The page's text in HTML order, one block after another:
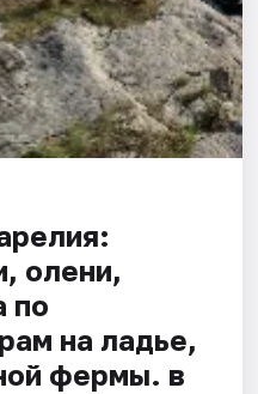
олени,
по
на ладье,
фермы. в